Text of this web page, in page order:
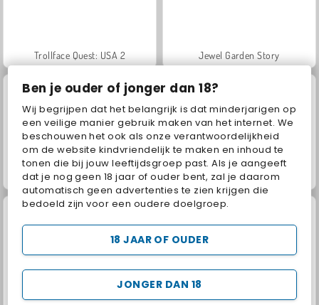
Ben je ouder of jonger dan 18?
Wij begrijpen dat het belangrijk is dat minderjarigen op
een veilige manier gebruik maken van het internet. We
beschouwen het ook als onze verantwoordelijkheid
om de website kindvriendelijk te maken en inhoud te
tonen die bij jouw leeftijdsgroep past. Als je aangeeft
dat je nog geen 18 jaar of ouder bent, zal je daarom
automatisch geen advertenties te zien krijgen die
bedoeld zijn voor een oudere doelgroep.
JONGER DAN 18
18 JAAR OF OUDER
Trollface Quest: USA 2 Jewel Garden Story
Juice Merge Grand Mahjong Connect
Masha and the Bear: Meadows Scala 40